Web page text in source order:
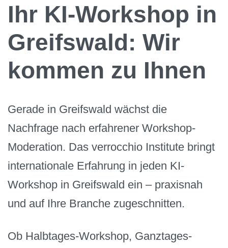
Ihr KI-Workshop in
Greifswald: Wir
kommen zu Ihnen
Gerade in Greifswald wächst die
Nachfrage nach erfahrener Workshop-
Moderation. Das verrocchio Institute bringt
internationale Erfahrung in jeden KI-
Workshop in Greifswald ein – praxisnah
und auf Ihre Branche zugeschnitten.
Ob Halbtages-Workshop, Ganztages-